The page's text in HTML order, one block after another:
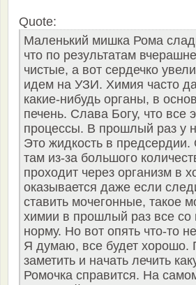
Quote:
Маленький мишка Рома
что по результатам
чистые, а вот сердечко
идем на УЗИ. Химия часто
какие-нибудь органы, в
печень. Слава Богу, что все
процессы. В прошлый раз у
Это жидкость в
там из-за большого
проходит через организм в
оказывается даже если
ставить мочегонные, такое
химии в прошлый раз все
норму. Но вот опять что-то
Я думаю, все будет хорошо.
заметить и начать лечить
Ромочка справится. На